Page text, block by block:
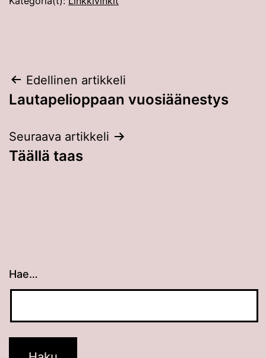
Artikkelien
selaus
Edellinen artikkeli
Lautapelioppaan vuosiäänestys
Seuraava artikkeli
Täällä taas
Hae…
Kun tuloksia tulee, voit selata niitä